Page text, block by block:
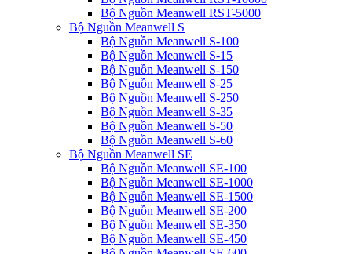
Bộ Nguồn Meanwell RST-5000
Bộ Nguồn Meanwell S
Bộ Nguồn Meanwell S-100
Bộ Nguồn Meanwell S-15
Bộ Nguồn Meanwell S-150
Bộ Nguồn Meanwell S-25
Bộ Nguồn Meanwell S-250
Bộ Nguồn Meanwell S-35
Bộ Nguồn Meanwell S-50
Bộ Nguồn Meanwell S-60
Bộ Nguồn Meanwell SE
Bộ Nguồn Meanwell SE-100
Bộ Nguồn Meanwell SE-1000
Bộ Nguồn Meanwell SE-1500
Bộ Nguồn Meanwell SE-200
Bộ Nguồn Meanwell SE-350
Bộ Nguồn Meanwell SE-450